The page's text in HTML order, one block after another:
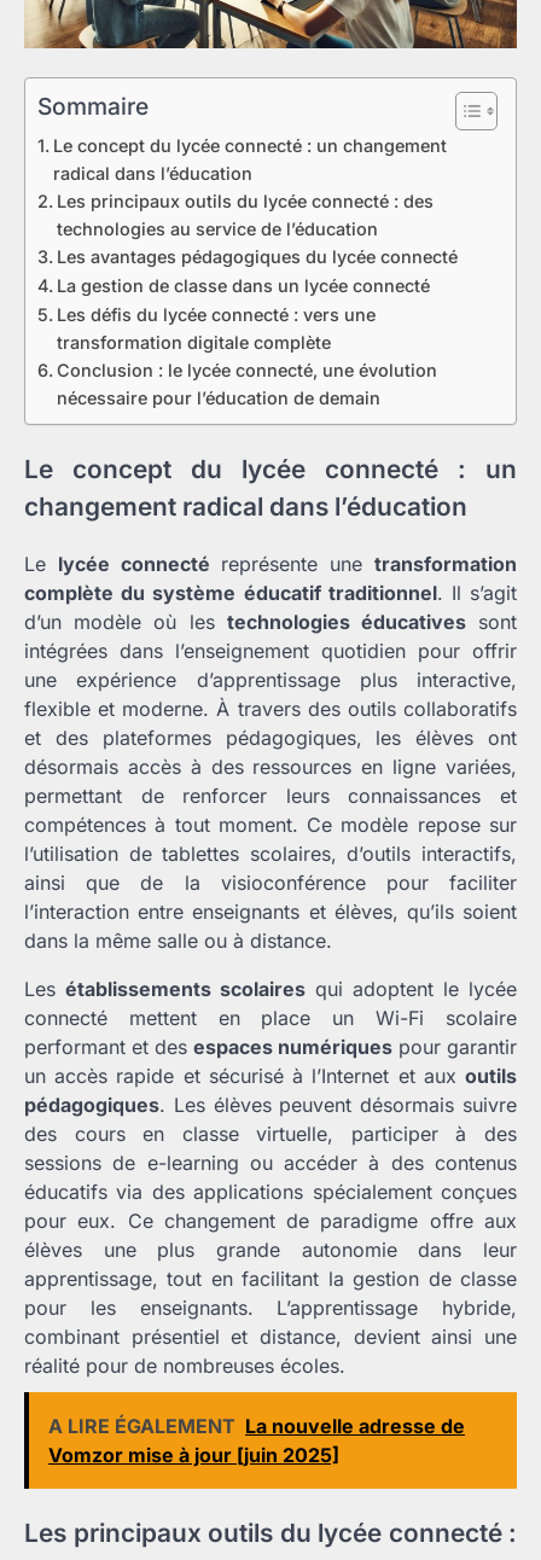
Sommaire
Le concept du lycée connecté : un changement
radical dans l’éducation
Les principaux outils du lycée connecté : des
technologies au service de l’éducation
Les avantages pédagogiques du lycée connecté
La gestion de classe dans un lycée connecté
Les défis du lycée connecté : vers une
transformation digitale complète
Conclusion : le lycée connecté, une évolution
nécessaire pour l’éducation de demain
Le concept du lycée connecté : un
changement radical dans l’éducation
Le lycée connecté représente unetransformation
complète du système éducatif traditionnel. Il s’agit
d’un modèle où les technologies éducativessont
intégrées dans l’enseignement quotidien pour offrir
une expérience d’apprentissage plus interactive,
flexible et moderne. À travers des outils collaboratifs
et des plateformes pédagogiques, les élèves ont
désormais accès à des ressources en ligne variées,
permettant de renforcer leurs connaissances et
compétences à tout moment. Ce modèle repose sur
l’utilisation de tablettes scolaires, d’outils interactifs,
ainsi que de la visioconférence pour faciliter
l’interaction entre enseignants et élèves, qu’ils soient
dans la même salle ou à distance.
Les établissements scolaires qui adoptent le lycée
connecté mettent en place un Wi-Fi scolaire
performant et des espaces numériques pour garantir
un accès rapide et sécurisé à l’Internet et aux outils
pédagogiques. Les élèves peuvent désormais suivre
des cours en classe virtuelle, participer à des
sessions de e-learning ou accéder à des contenus
éducatifs via des applications spécialement conçues
pour eux. Ce changement de paradigme offre aux
élèves une plus grande autonomie dans leur
apprentissage, tout en facilitant la gestion de classe
pour les enseignants. L’apprentissage hybride,
combinant présentiel et distance, devient ainsi une
réalité pour de nombreuses écoles.
A LIRE ÉGALEMENT La nouvelle adresse de
Vomzor mise à jour [juin 2025]
Les principaux outils du lycée connecté :